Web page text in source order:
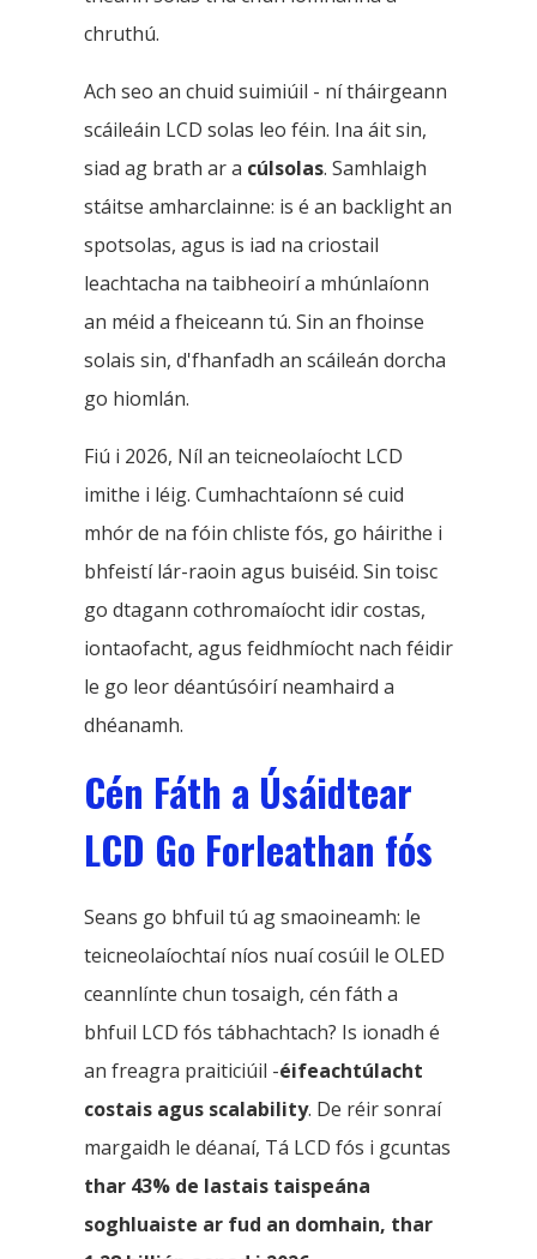
chruthú.
Ach seo an chuid suimiúil - ní tháirgeann
scáileáin LCD solas leo féin. Ina áit sin,
siad ag brath ar a cúlsolas. Samhlaigh
stáitse amharclainne: is é an backlight an
spotsolas, agus is iad na criostail
leachtacha na taibheoirí a mhúnlaíonn
an méid a fheiceann tú. Sin an fhoinse
solais sin, d'fhanfadh an scáileán dorcha
go hiomlán.
Fiú i 2026, Níl an teicneolaíocht LCD
imithe i léig. Cumhachtaíonn sé cuid
mhór de na fóin chliste fós, go háirithe i
bhfeistí lár-raoin agus buiséid. Sin toisc
go dtagann cothromaíocht idir costas,
iontaofacht, agus feidhmíocht nach féidir
le go leor déantúsóirí neamhaird a
dhéanamh.
Cén Fáth a Úsáidtear
LCD Go Forleathan fós
Seans go bhfuil tú ag smaoineamh: le
teicneolaíochtaí níos nuaí cosúil le OLED
ceannlínte chun tosaigh, cén fáth a
bhfuil LCD fós tábhachtach? Is ionadh é
an freagra praiticiúil -éifeachtúlacht
costais agus scalability. De réir sonraí
margaidh le déanaí, Tá LCD fós i gcuntas
thar 43% de lastais taispeána
soghluaiste ar fud an domhain, thar